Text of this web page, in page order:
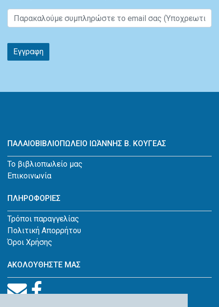
Εγγραφη
ΠΑΛΑΙΟΒΙΒΛΙΟΠΩΛΕΙΟ ΙΩΆΝΝΗΣ Β. ΚΟΥΓΕΑΣ
Το βιβλιοπωλείο μας
Επικοινωνία
ΠΛΗΡΟΦΟΡΙΕΣ
Τρόποι παραγγελίας
Πολιτική Απορρήτου
Όροι Χρήσης
ΑΚΟΛΟΥΘΗΣΤΕ ΜΑΣ